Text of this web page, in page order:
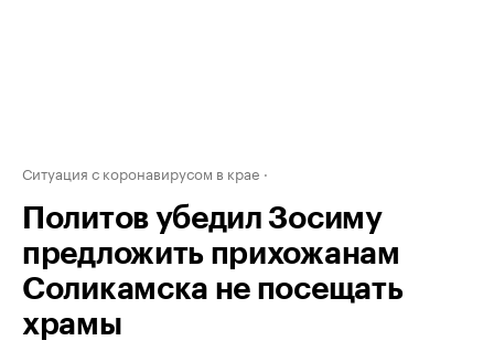
Ситуация с коронавирусом в крае
Политов убедил Зосиму
предложить прихожанам
Соликамска не посещать
храмы